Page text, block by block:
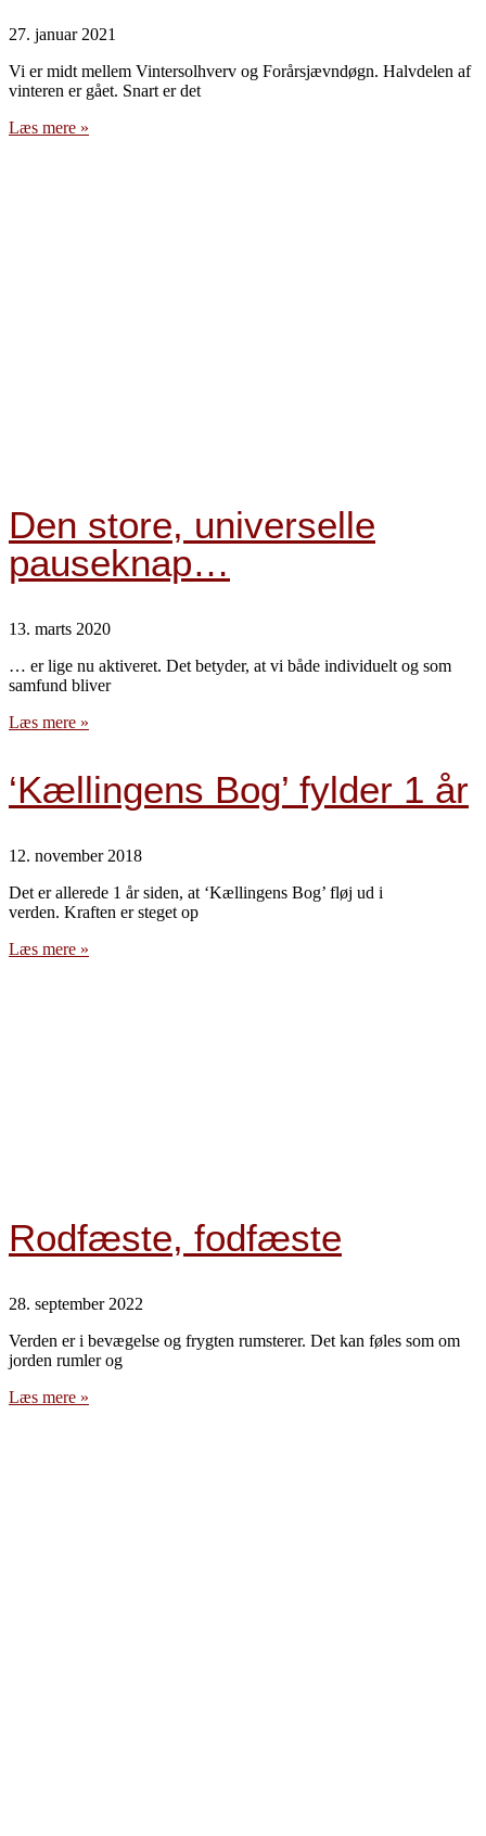
27. januar 2021
Vi er midt mellem Vintersolhverv og Forårsjævndøgn. Halvdelen af
vinteren er gået. Snart er det
Læs mere »
Den store, universelle
pauseknap…
13. marts 2020
… er lige nu aktiveret. Det betyder, at vi både individuelt og som
samfund bliver
Læs mere »
‘Kællingens Bog’ fylder 1 år
12. november 2018
Det er allerede 1 år siden, at ‘Kællingens Bog’ fløj ud i
verden. Kraften er steget op
Læs mere »
Rodfæste, fodfæste
28. september 2022
Verden er i bevægelse og frygten rumsterer. Det kan føles som om
jorden rumler og
Læs mere »